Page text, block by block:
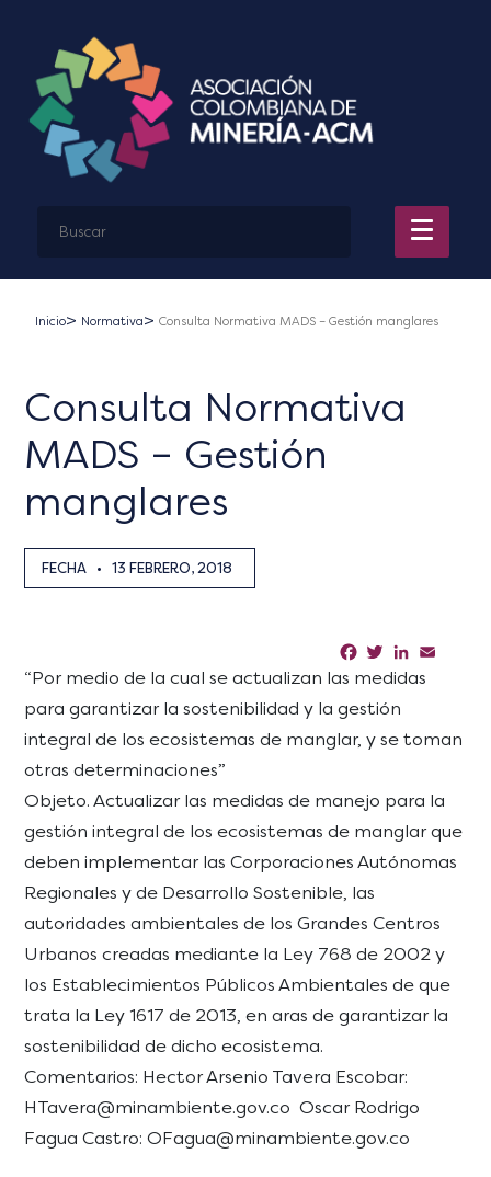
Inicio Normativa Consulta Normativa MADS – Gestión manglares
Consulta Normativa
MADS – Gestión
manglares
FECHA • 13 FEBRERO, 2018
Facebook
TwitterLinkedIn
“Por medio de la cual se actualizan las medidas
para garantizar la sostenibilidad y la gestión
integral de los ecosistemas de manglar, y se toman
otras determinaciones”
Objeto. Actualizar las medidas de manejo para la
gestión integral de los ecosistemas de manglar que
deben implementar las Corporaciones Autónomas
Regionales y de Desarrollo Sostenible, las
autoridades ambientales de los Grandes Centros
Urbanos creadas mediante la Ley 768 de 2002 y
los Establecimientos Públicos Ambientales de que
trata la Ley 1617 de 2013, en aras de garantizar la
sostenibilidad de dicho ecosistema.
Comentarios: Hector Arsenio Tavera Escobar:
HTavera@minambiente.gov.co Oscar Rodrigo
Fagua Castro: OFagua@minambiente.gov.co